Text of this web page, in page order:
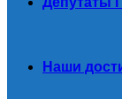
Наши